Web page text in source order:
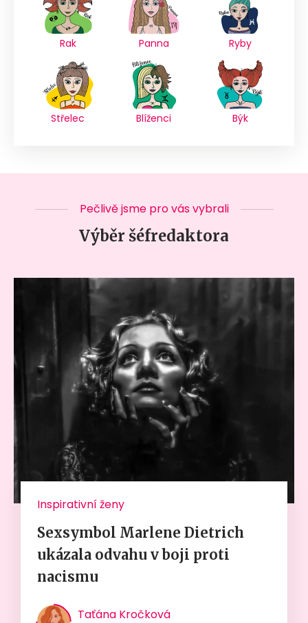
Rak Panna Ryby
Střelec Blíženci Býk
Pečlivě jsme pro vás vybrali
Výběr šéfredaktora
Inspirativní ženy
Sexsymbol Marlene Dietrich
ukázala odvahu v boji proti
nacismu
Taťána Kročková